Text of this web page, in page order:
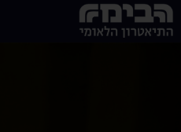
דלג לתוכן הראשי
הבימה - התיאטרון הלאומי של ישראל